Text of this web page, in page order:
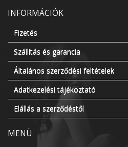
INFORMÁCIÓK
Fizetés
Szállítás és garancia
Általános szerződési feltételek
Adatkezelési tájékoztató
Elállás a szerződéstől
MENÜ